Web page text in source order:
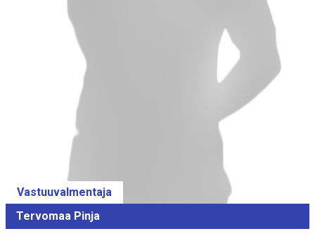
Vastuuvalmentaja
Tervomaa Pinja